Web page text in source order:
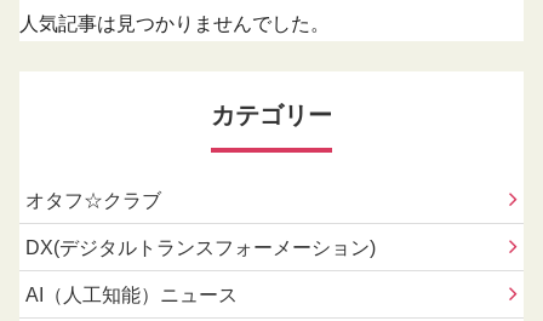
人気記事は見つかりませんでした。
カテゴリー
オタフ☆クラブ
DX(デジタルトランスフォーメーション)
AI（人工知能）ニュース